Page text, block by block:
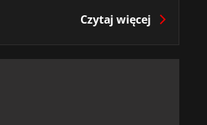
Czytaj więcej